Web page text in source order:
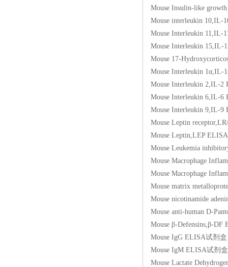
Mouse Insulin-like
Mouse interleukin
Mouse Interleukin
Mouse Interleukin
Mouse 17-
Mouse Interleukin
Mouse Interleukin 2,IL-
Mouse Interleukin 6,IL-
Mouse Interleukin 9,IL-
Mouse Leptin
Mouse Leptin,LEP
Mouse Leukemia
Mouse Macrophage
Mouse Macrophage
Mouse matrix
Mouse nicotinamide
Mouse anti-human D-
Mouse β-Defensins,β-
Mouse IgG ELISA试剂
Mouse IgM ELISA试剂
Mouse Lactate